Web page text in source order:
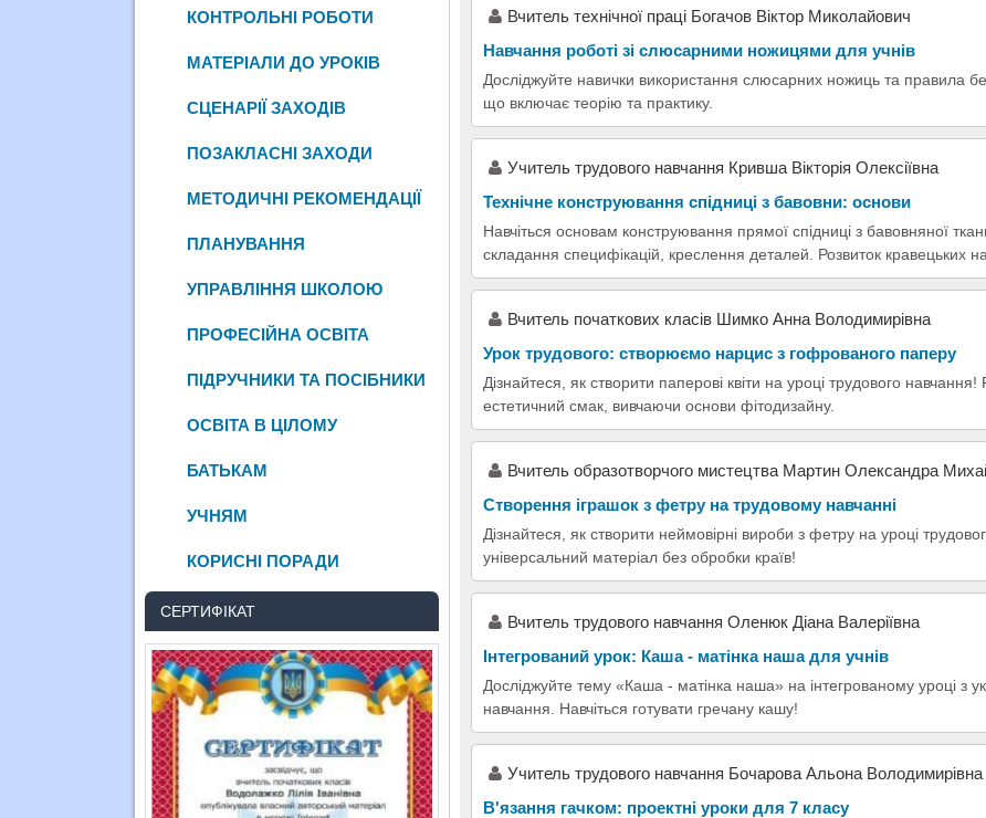
Вчитель технічної праці Богачов Віктор Миколайович
Навчання роботі зі слюсарними ножицями для учнів
Досліджуйте навички використання слюсарних ножиць та правила
що включає теорію та практику.
Учитель трудового навчання Кривша Вікторія Олексіївна
Технічне конструювання спідниці з бавовни: основи
Навчіться основам конструювання прямої спідниці з бавовняної
складання специфікацій, креслення деталей. Розвиток кравецьких
Вчитель початкових класів Шимко Анна Володимирівна
Урок трудового: створюємо нарцис з гофрованого паперу
Дізнайтеся, як створити паперові квіти на уроці трудового навчання!
естетичний смак, вивчаючи основи фітодизайну.
Вчитель образотворчого мистецтва Мартин Олександра
Створення іграшок з фетру на трудовому навчанні
Дізнайтеся, як створити неймовірні вироби з фетру на уроці
універсальний матеріал без обробки країв!
Вчитель трудового навчання Оленюк Діана Валеріївна
Інтегрований урок: Каша - матінка наша для учнів
Досліджуйте тему «Каша - матінка наша» на інтегрованому уроці з
навчання. Навчіться готувати гречану кашу!
Учитель трудового навчання Бочарова Альона Володимирівна
В'язання гачком: проектні уроки для 7 класу
КОНТРОЛЬНІ РОБОТИ
МАТЕРІАЛИ ДО УРОКІВ
СЦЕНАРІЇ ЗАХОДІВ
ПОЗАКЛАСНІ ЗАХОДИ
МЕТОДИЧНІ РЕКОМЕНДАЦІЇ
ПЛАНУВАННЯ
УПРАВЛІННЯ ШКОЛОЮ
ПРОФЕСІЙНА ОСВІТА
ПІДРУЧНИКИ ТА ПОСІБНИКИ
ОСВІТА В ЦІЛОМУ
БАТЬКАМ
УЧНЯМ
КОРИСНІ ПОРАДИ
СЕРТИФІКАТ